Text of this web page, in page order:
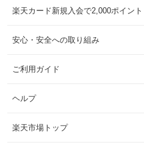
楽天カード新規入会で2,000ポイント
安心・安全への取り組み
ご利用ガイド
ヘルプ
楽天市場トップ